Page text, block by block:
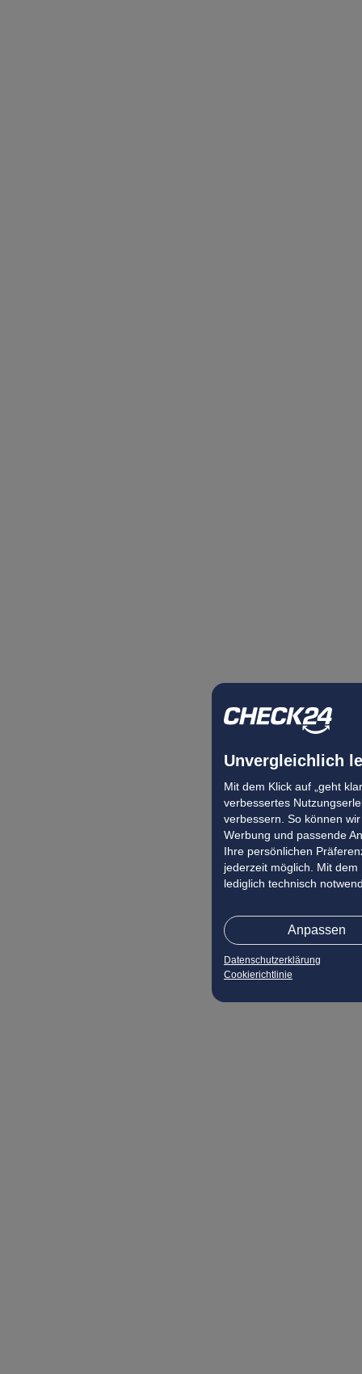
Unvergleichlich
Mit dem Klick auf „geht
verbessertes
verbessern. So können
Werbung und passende
Ihre persönlichen
jederzeit möglich. Mit dem
lediglich technisch
Anpassen
Datenschutzerklärung
Cookierichtlinie